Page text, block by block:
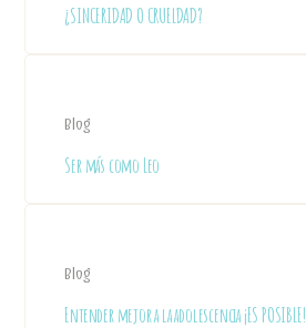
¿SINCERIDAD O CRUELDAD?
Blog
Ser más como Leo
Blog
Entender mejor a la adolescencia ¡ES POSIBLE!